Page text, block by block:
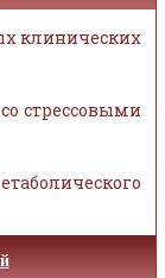
клинических
стрессовыми